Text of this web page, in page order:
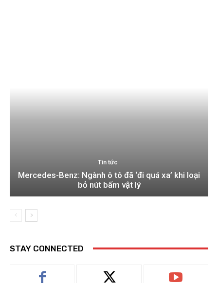
Tin tức
Mercedes-Benz: Ngành ô tô đã ‘đi quá xa’ khi loại
bỏ nút bấm vật lý
STAY CONNECTED